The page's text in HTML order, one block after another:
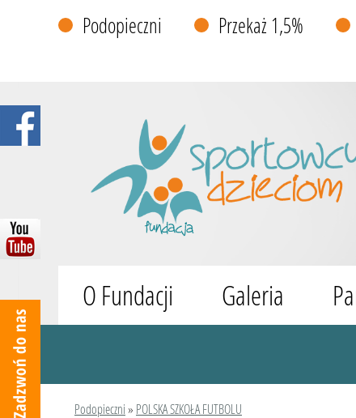
Podopieczni Przekaż 1,5%
O Fundacji Galeria
Podopieczni» POLSKA SZKOŁA FUTBOLU